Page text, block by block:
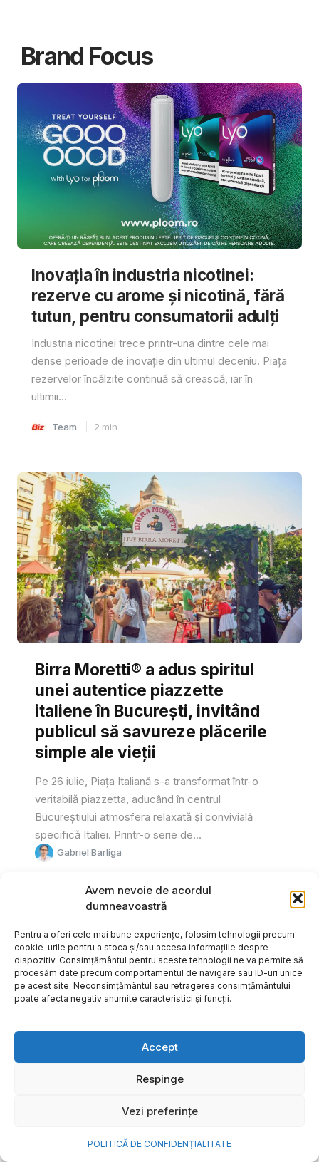
Avem nevoie de acordul
dumneavoastră
Pentru a oferi cele mai bune experiențe, folosim tehnologii precum
cookie-urile pentru a stoca și/sau accesa informațiile despre
dispozitiv. Consimțământul pentru aceste tehnologii ne va permite să
procesăm date precum comportamentul de navigare sau ID-uri unice
pe acest site. Neconsimțământul sau retragerea consimțământului
poate afecta negativ anumite caracteristici și funcții.
Accept
Respinge
Vezi preferințe
POLITICĂ DE CONFIDENȚIALITATE
Brand Focus
Inovația în industria nicotinei:
rezerve cu arome și nicotină, fără
tutun, pentru consumatorii adulți
Industria nicotinei trece printr-una dintre cele mai
dense perioade de inovație din ultimul deceniu. Piața
rezervelor încălzite continuă să crească, iar în
ultimii...
Team 2 min
Birra Moretti® a adus spiritul
unei autentice piazzette
italiene în București, invitând
publicul să savureze plăcerile
simple ale vieții
Pe 26 iulie, Piața Italiană s-a transformat într-o
veritabilă piazzetta, aducând în centrul
Bucureștiului atmosfera relaxată și convivială
specifică Italiei. Printr-o serie de...
Gabriel Barliga
frumoase amintiri ale verii într-
o bijuterie Pandora pe care o